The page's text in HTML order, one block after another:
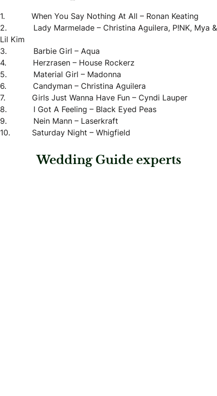
1. When You Say Nothing At All – Ronan Keating
2. Lady Marmelade – Christina Aguilera, P!NK, Mya &
Lil Kim
3. Barbie Girl – Aqua
4. Herzrasen – House Rockerz
5. Material Girl – Madonna
6. Candyman – Christina Aguilera
7. Girls Just Wanna Have Fun – Cyndi Lauper
8. I Got A Feeling – Black Eyed Peas
9. Nein Mann – Laserkraft
10. Saturday Night – Whigfield
Wedding Guide experts